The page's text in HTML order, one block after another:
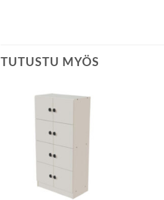
TUTUSTU MYÖS